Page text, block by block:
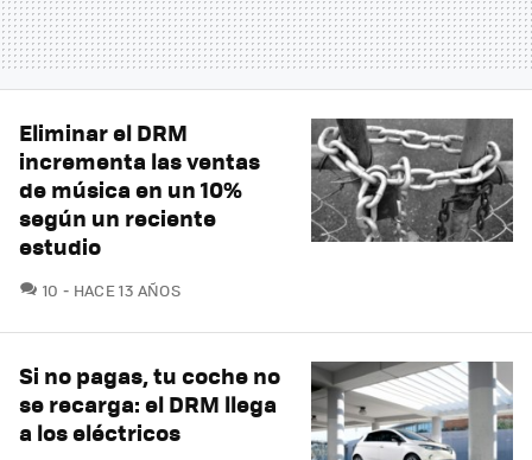
Eliminar el DRM
incrementa las ventas
de música en un 10%
según un reciente
estudio
10 COMENTARIOS
HACE 13 AÑOS
Si no pagas, tu coche no
se recarga: el DRM llega
a los eléctricos